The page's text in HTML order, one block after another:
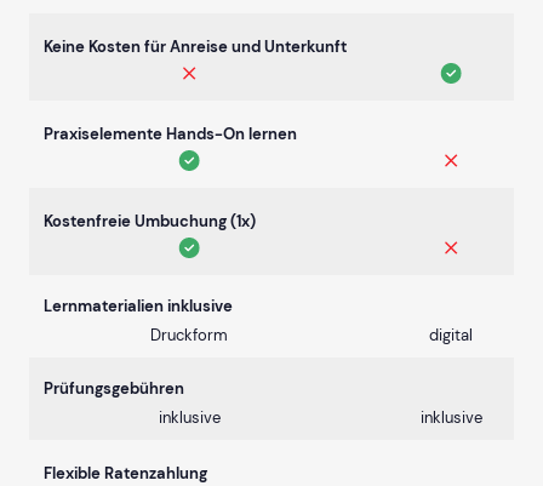
Keine Kosten für Anreise und Unterkunft
Praxiselemente Hands-On lernen
Kostenfreie Umbuchung (1x)
Lernmaterialien inklusive
Druckform
digital
Prüfungsgebühren
inklusive
inklusive
Flexible Ratenzahlung